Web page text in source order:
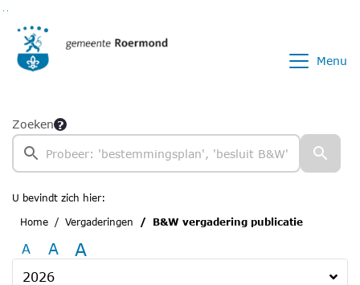
Menu
Zoeken
U bevindt zich hier:
Home
Vergaderingen B&W vergadering publicatie
A A A
2026